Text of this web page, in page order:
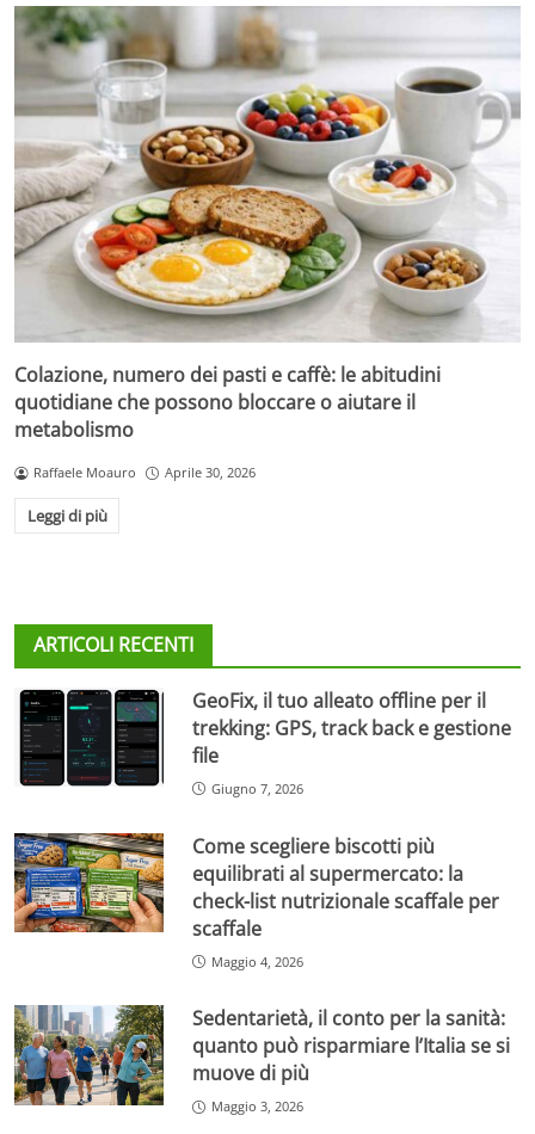
Colazione, numero dei pasti e caffè: le abitudini
quotidiane che possono bloccare o aiutare il
metabolismo
Raffaele Moauro Aprile 30, 2026
Leggi di più
ARTICOLI RECENTI
GeoFix, il tuo alleato offline per il
trekking: GPS, track back e gestione
file
Giugno 7, 2026
Come scegliere biscotti più
equilibrati al supermercato: la
check-list nutrizionale scaffale per
scaffale
Maggio 4, 2026
Sedentarietà, il conto per la sanità:
quanto può risparmiare l’Italia se si
muove di più
Maggio 3, 2026